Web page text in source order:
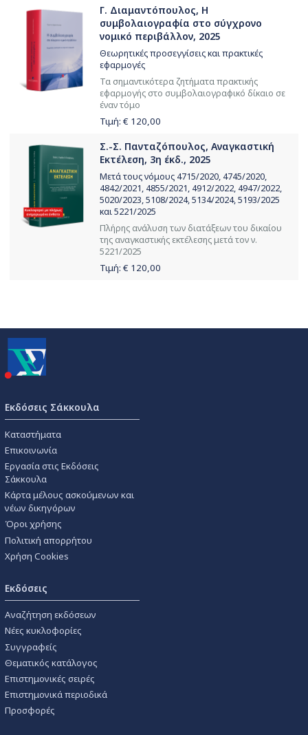
Γ. Διαμαντόπουλος, Η
συμβολαιογραφία στο σύγχρονο
νομικό περιβάλλον, 2025
Θεωρητικές προσεγγίσεις και πρακτικές
εφαρμογές
Τα σημαντικότερα ζητήματα πρακτικής
εφαρμογής στο συμβολαιογραφικό δίκαιο σε
έναν τόμο
Τιμή: € 120,00
Σ.-Σ. Πανταζόπουλος, Αναγκαστική
Εκτέλεση, 3η έκδ., 2025
Μετά τους νόμους 4715/2020, 4745/2020,
4842/2021, 4855/2021, 4912/2022, 4947/2022,
5020/2023, 5108/2024, 5134/2024, 5193/2025
και 5221/2025
Πλήρης ανάλυση των διατάξεων του δικαίου
της αναγκαστικής εκτέλεσης μετά τον ν.
5221/2025
Τιμή: € 120,00
Εκδόσεις Σάκκουλα
Καταστήματα
Επικοινωνία
Εργασία στις Εκδόσεις
Σάκκουλα
Κάρτα μέλους ασκούμενων και
νέων δικηγόρων
Όροι χρήσης
Πολιτική απορρήτου
Χρήση Cookies
Εκδόσεις
Αναζήτηση εκδόσεων
Νέες κυκλοφορίες
Συγγραφείς
Θεματικός κατάλογος
Επιστημονικές σειρές
Επιστημονικά περιοδικά
Προσφορές